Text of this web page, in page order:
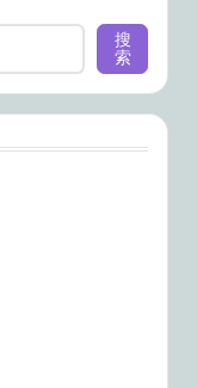
搜
索